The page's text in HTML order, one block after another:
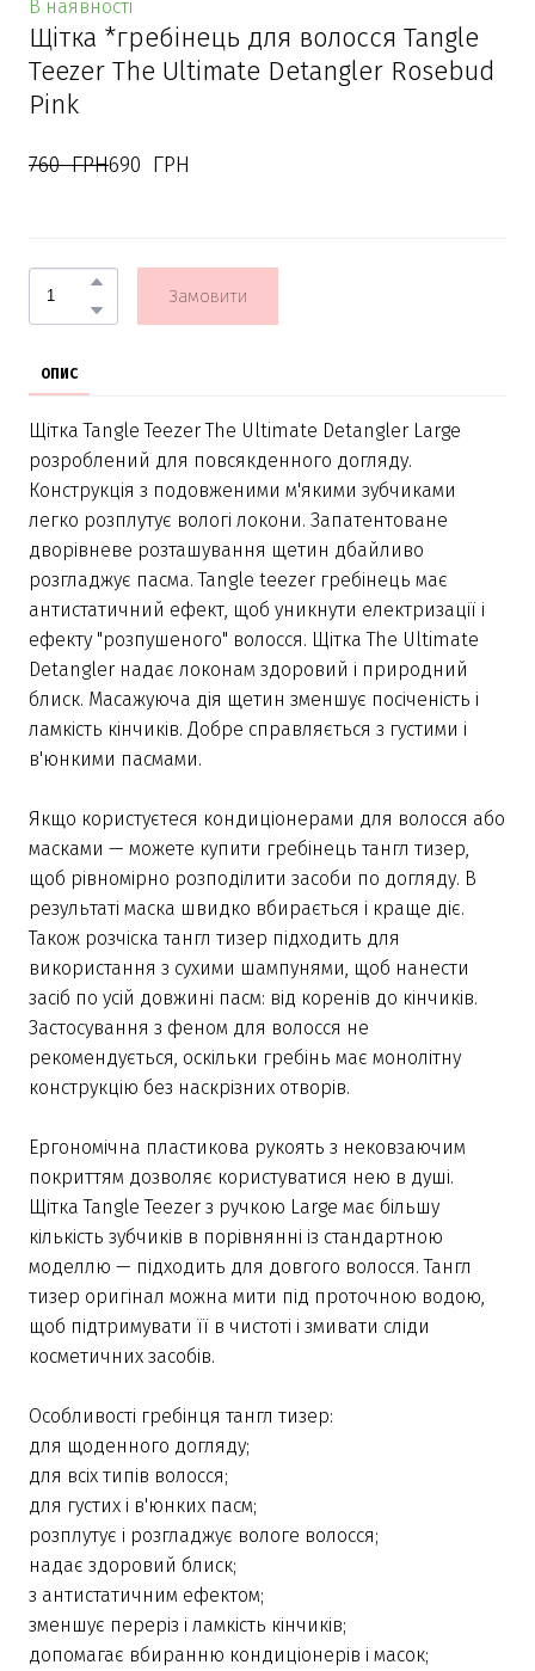
В наявності
Щітка *гребінець для волосся Tangle
Teezer The Ultimate Detangler Rosebud
Pink
760  ГРН690  ГРН
Замовити
ОПИС
Щітка Tangle Teezer The Ultimate Detangler Large
розроблений для повсякденного догляду.
Конструкція з подовженими м'якими зубчиками
легко розплутує вологі локони. Запатентоване
дворівневе розташування щетин дбайливо
розгладжує пасма. Tangle teezer гребінець має
антистатичний ефект, щоб уникнути електризації і
ефекту "розпушеного" волосся. Щітка The Ultimate
Detangler надає локонам здоровий і природний
блиск. Масажуюча дія щетин зменшує посіченість і
ламкість кінчиків. Добре справляється з густими і
в'юнкими пасмами.
Якщо користуєтеся кондиціонерами для волосся або
масками — можете купити гребінець тангл тизер,
щоб рівномірно розподілити засоби по догляду. В
результаті маска швидко вбирається і краще діє.
Також розчіска тангл тизер підходить для
використання з сухими шампунями, щоб нанести
засіб по усій довжині пасм: від коренів до кінчиків.
Застосування з феном для волосся не
рекомендується, оскільки гребінь має монолітну
конструкцію без наскрізних отворів.
Ергономічна пластикова рукоять з нековзаючим
покриттям дозволяє користуватися нею в душі.
Щітка Tangle Teezer з ручкою Large має більшу
кількість зубчиків в порівнянні із стандартною
моделлю — підходить для довгого волосся. Тангл
тизер оригінал можна мити під проточною водою,
щоб підтримувати її в чистоті і змивати сліди
косметичних засобів.
Особливості гребінця тангл тизер:
для щоденного догляду;
для всіх типів волосся;
для густих і в'юнких пасм;
розплутує і розгладжує вологе волосся;
надає здоровий блиск;
з антистатичним ефектом;
зменшує переріз і ламкість кінчиків;
допомагає вбиранню кондиціонерів і масок;